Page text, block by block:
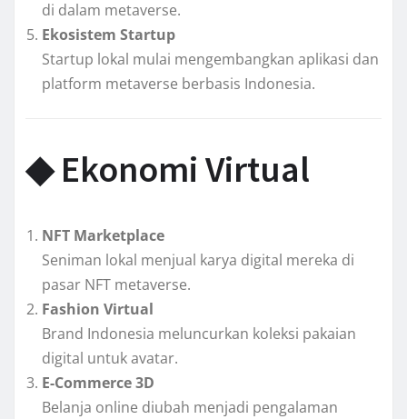
di dalam metaverse.
Ekosistem Startup
Startup lokal mulai mengembangkan aplikasi dan
platform metaverse berbasis Indonesia.
◆ Ekonomi Virtual
NFT Marketplace
Seniman lokal menjual karya digital mereka di
pasar NFT metaverse.
Fashion Virtual
Brand Indonesia meluncurkan koleksi pakaian
digital untuk avatar.
E-Commerce 3D
Belanja online diubah menjadi pengalaman